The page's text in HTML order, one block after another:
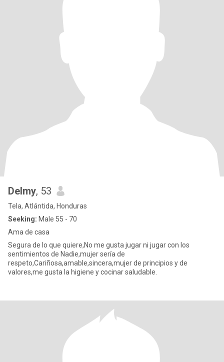
Delmy, 53
Tela, Atlántida, Honduras
Seeking: Male 55 - 70
Ama de casa
Segura de lo que quiere,No me gusta jugar ni jugar con los
sentimientos de Nadie,mujer sería de
respeto,Cariñosa,amable,sincera,mujer de principios y de
valores,me gusta la higiene y cocinar saludable.